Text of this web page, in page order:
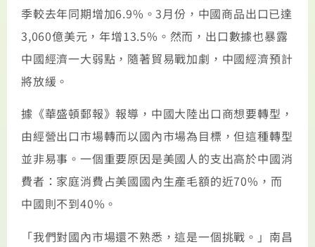
季較去年同期增加6.9%。3月份，中國商品出口已達
3,060億美元，年增13.5%。然而，出口數據也暴露
中國經濟一大弱點，隨著貿易戰加劇，中國經濟預計
將放緩。
據《華盛頓郵報》報導，中國大陸出口商想要轉型，
由經營出口市場轉而以國內市場為目標，但這種轉型
並非易事。一個重要原因是美國人的支出高於中國消
費者：家庭消費占美國國內生產毛額的近70%，而
中國則不到40%。
「我們對國內市場還不熟悉，這是一個挑戰。」南昌